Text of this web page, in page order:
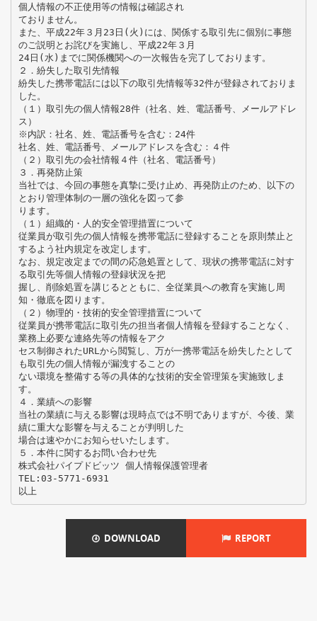
個人情報の不正使用等の情報は確認され
ておりません。
また、平成22年３月23日(火)には、関係する取引先に個別に事態
のご説明とお詫びを実施し、平成22年３月
24日(水)までに関係機関への一次報告を完了しております。
２．紛失した取引先情報
紛失した携帯電話には以下の取引先情報等32件が登録されておりま
した。
（１）取引先の個人情報28件（社名、姓、電話番号、メールアドレ
ス）
※内訳：社名、姓、電話番号を含む：24件
社名、姓、電話番号、メールアドレスを含む：４件
（２）取引先の会社情報４件（社名、電話番号）
３．再発防止策
当社では、今回の事態を真摯に受け止め、再発防止のため、以下の
とおり管理体制の一層の強化を図って参
ります。
（１）組織的・人的安全管理措置について
従業員が取引先の個人情報を携帯電話に登録することを原則禁止と
するよう社内規定を改定します。
なお、規定改定までの間の応急処置として、現状の携帯電話に対す
る取引先等個人情報の登録状況を把
握し、削除処置を講じるとともに、全従業員への教育を実施し周
知・徹底を図ります。
（２）物理的・技術的安全管理措置について
従業員が携帯電話に取引先の担当者個人情報を登録することなく、
業務上必要な連絡先等の情報をアク
セス制御されたURLから閲覧し、万が一携帯電話を紛失したとして
も取引先の個人情報が漏洩することの
ない環境を整備する等の具体的な技術的安全管理策を実施致しま
す。
４．業績への影響
当社の業績に与える影響は現時点では不明でありますが、今後、業
績に重大な影響を与えることが判明した
場合は速やかにお知らせいたします。
５．本件に関するお問い合わせ先
株式会社パイプドビッツ 個人情報保護管理者
TEL:03-5771-6931
DOWNLOAD REPORT